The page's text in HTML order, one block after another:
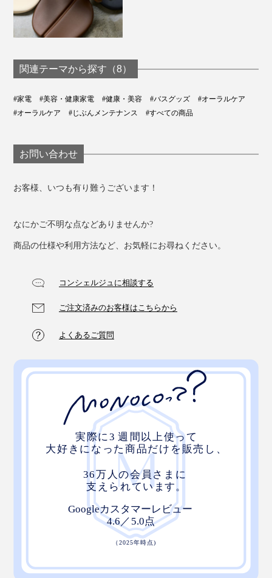
メーカーによると、美容師や営業職の人たちは、
「ランチ後、歯磨きの時間がとれない」
そんな状態でも、『APIYOO』口腔洗浄器ひとつあれ
させてから、接客できると評判だそうです。
どこでも気軽に、“水ようじ”でジェット洗浄。今まで以
上に、歯をきれいに、口内をさわやかに。もっと気持ち
いい歯磨き習慣で、健やかな歯を手に入れましょう。
でも、この口腔洗浄器は、お湯も入れられるから、ぜん
ぜん歯にしみない。これで洗うと、いつもより口の中が
ひきしまって、気持ちいいね」
と、めずらしくほめてくれました。
母のように、冷たい水が歯にしみる人は、ぬるま湯（20
～30℃）を。暑い夏や、口内をよりシャキッとさせた
長くなりましたが、もう一つ、とっておきエピソード
を。
ら、彼は器用なこともあってか、すぐに慣れて、洗面台
そばの壁にもたれながら洗浄できていました。
ふだんフロスも使っているそうですが、標準洗浄モード
で洗って、口にたまった水を出したら、「あ、血が出
関連テーマから探す（8）
#家電 #美容・健康家電 #健康・美容 #バスグッズ
#オーラルケア
#オーラルケア
#じぶんメンテナンス #すべての商品
お問い合わせ
お客様、いつも有り難うございます！
なにかご不明な点などありませんか?
商品の仕様や利用方法など、お気軽にお尋ねください。
コンシェルジュに相談する
ご注文済みのお客様はこちらから
よくあるご質問